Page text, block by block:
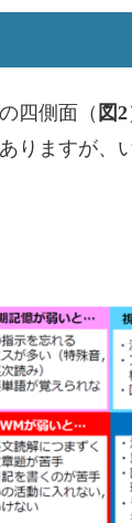
四側面（ 図2
りますが、